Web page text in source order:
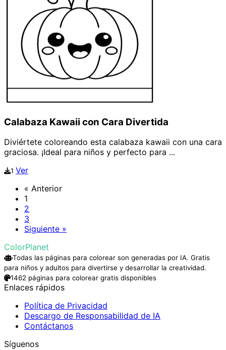
Calabaza Kawaii con Cara Divertida
Diviértete coloreando esta calabaza kawaii con una cara
graciosa. ¡Ideal para niños y perfecto para ...
1 Ver
« Anterior
1
2
3
Siguiente »
ColorPlanet
Todas las páginas para colorear son generadas por IA. Gratis
para niños y adultos para divertirse y desarrollar la creatividad.
1462 páginas para colorear gratis disponibles
Enlaces rápidos
Política de Privacidad
Descargo de Responsabilidad de IA
Contáctanos
Síguenos